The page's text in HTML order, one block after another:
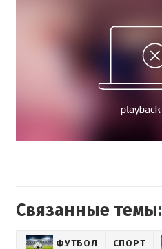
Связанные темы:
ФУТБОЛ СПОРТ